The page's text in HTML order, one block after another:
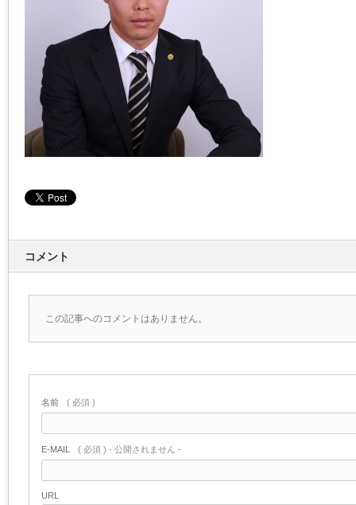
コメント
この記事へのコメントはありません。
名前 ( 必須 )
E-MAIL ( 必須 ) - 公開されません -
URL